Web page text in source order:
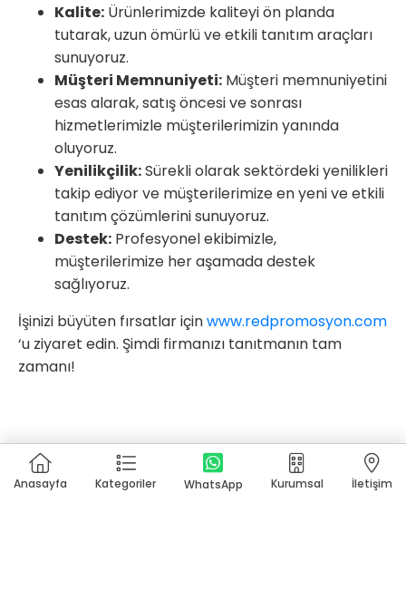
Kalite: Ürünlerimizde kaliteyi ön planda
tutarak, uzun ömürlü ve etkili tanıtım araçları
sunuyoruz.
Müşteri Memnuniyeti: Müşteri memnuniyetini
esas alarak, satış öncesi ve sonrası
hizmetlerimizle müşterilerimizin yanında
oluyoruz.
Yenilikçilik:Sürekli olarak sektördeki yenilikleri
takip ediyor ve müşterilerimize en yeni ve etkili
tanıtım çözümlerini sunuyoruz.
Destek: Profesyonel ekibimizle,
müşterilerimize her aşamada destek
sağlıyoruz.
İşinizi büyüten fırsatlar içinwww.redpromosyon.com
‘u ziyaret edin. Şimdi firmanızı tanıtmanın tam
zamanı!
Anasayfa Kategoriler WhatsApp Kurumsal İletişim